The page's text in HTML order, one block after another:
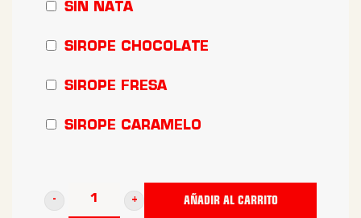
SIN NATA
SIROPE CHOCOLATE
SIROPE FRESA
SIROPE CARAMELO
PASTEL
AÑADIR AL CARRITO